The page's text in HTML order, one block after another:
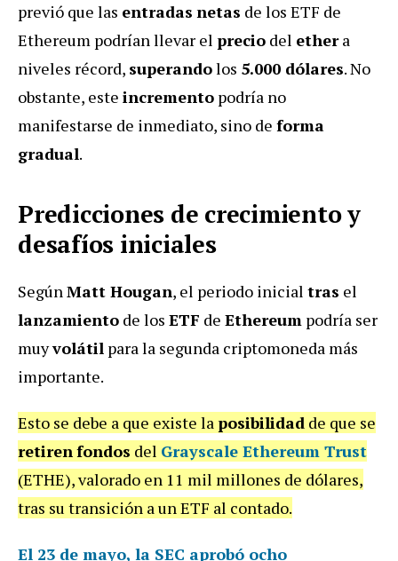
previó que las entradas netas de los ETF de
Ethereum podrían llevar el precio del ethera
niveles récord, superandolos 5.000 dólares. No
obstante, este incremento podría no
manifestarse de inmediato, sino de forma
gradual.
Predicciones de crecimiento y
desafíos iniciales
SegúnMatt Hougan, el periodo inicial tras el
lanzamiento de los ETF de Ethereum podría ser
muyvolátil para la segunda criptomoneda más
importante.
Esto se debe a que existe laposibilidad de que se
retirenfondos del Grayscale Ethereum Trust
(ETHE), valorado en 11 mil millones de dólares,
tras su transición a un ETF al contado.
El 23 de mayo, la SEC aprobó ocho